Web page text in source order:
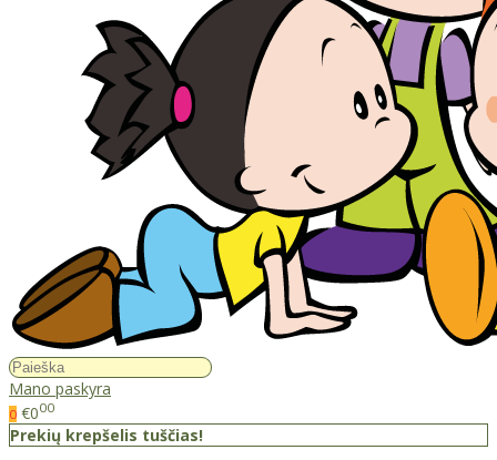
Mano paskyra
0 €000
Prekių krepšelis tuščias!